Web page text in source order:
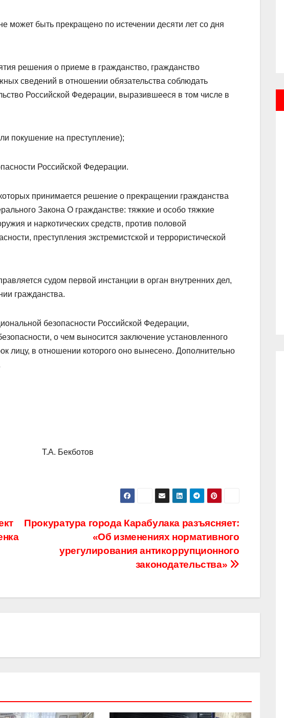
может быть прекращено по истечении десяти лет со дня
решения о приеме в гражданство, гражданство
сведений в отношении обязательства соблюдать
Российской Федерации, выразившееся в том числе в
покушение на преступление);
Российской Федерации.
принимается решение о прекращении гражданства
Закона О гражданстве: тяжкие и особо тяжкие
и наркотических средств, против половой
преступления экстремистской и террористической
судом первой инстанции в орган внутренних дел,
гражданства.
безопасности Российской Федерации,
о чем выносится заключение установленного
лицу, в отношении которого оно вынесено. Дополнительно
Бекботов
Прокуратура города Карабулака разъясняет:
«Об изменениях нормативного
урегулирования антикоррупционного
законодательства»